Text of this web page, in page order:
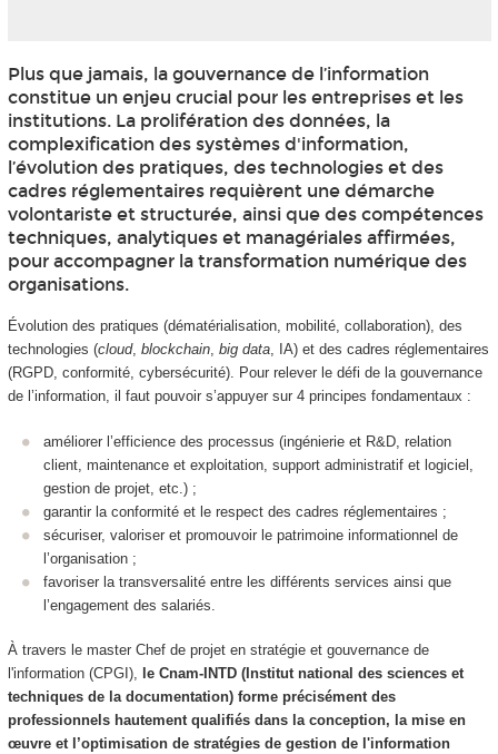
Plus que jamais, la gouvernance de l’information
constitue un enjeu crucial pour les entreprises et les
institutions. La prolifération des données, la
complexification des systèmes d'information,
l’évolution des pratiques, des technologies et des
cadres réglementaires requièrent une démarche
volontariste et structurée, ainsi que des compétences
techniques, analytiques et managériales affirmées,
pour accompagner la transformation numérique des
organisations.
Évolution des pratiques (dématérialisation, mobilité, collaboration), des
technologies (cloud, blockchain, big data, IA) et des cadres réglementaires
(RGPD, conformité, cybersécurité). Pour relever le défi de la gouvernance
de l’information, il faut pouvoir s’appuyer sur 4 principes fondamentaux :
améliorer l’efficience des processus (ingénierie et R&D, relation
client, maintenance et exploitation, support administratif et logiciel,
gestion de projet, etc.) ;
garantir la conformité et le respect des cadres réglementaires ;
sécuriser, valoriser et promouvoir le patrimoine informationnel de
l’organisation ;
favoriser la transversalité entre les différents services ainsi que
l’engagement des salariés.
À travers le master Chef de projet en stratégie et gouvernance de
l'information (CPGI), le Cnam-INTD (Institut national des sciences et
techniques de la documentation) forme précisément des
professionnels hautement qualifiés dans la conception, la mise en
œuvre et l’optimisation de stratégies de gestion de l'information